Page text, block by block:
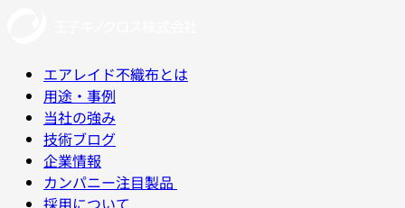
エアレイド不織布とは
用途・事例
当社の強み
技術ブログ
企業情報
カンパニー注目製品
採用について